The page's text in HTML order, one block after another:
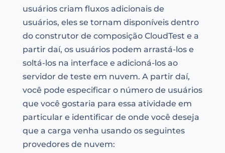
usuários criam fluxos adicionais de
usuários, eles se tornam disponíveis dentro
do construtor de composição CloudTest e a
partir daí, os usuários podem arrastá-los e
soltá-los na interface e adicioná-los ao
servidor de teste em nuvem. A partir daí,
você pode especificar o número de usuários
que você gostaria para essa atividade em
particular e identificar de onde você deseja
que a carga venha usando os seguintes
provedores de nuvem: